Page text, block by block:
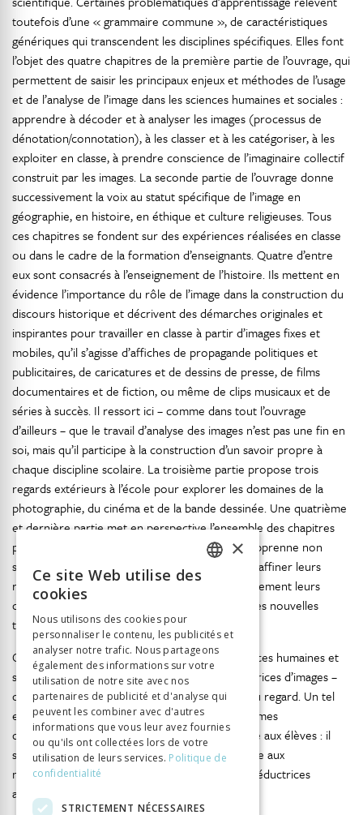
toutefois d’une « grammaire commune », de caractéristiques
génériques qui transcendent les disciplines spécifiques. Elles font
l’objet des quatre chapitres de la première partie de l’ouvrage, qui
permettent de saisir les principaux enjeux et méthodes de l’usage
et de l’analyse de l’image dans les sciences humaines et sociales :
apprendre à décoder et à analyser les images (processus de
dénotation/connotation), à les classer et à les catégoriser, à les
exploiter en classe, à prendre conscience de l’imaginaire collectif
construit par les images. La seconde partie de l’ouvrage donne
successivement la voix au statut spécifique de l’image en
géographie, en histoire, en éthique et culture religieuses. Tous
ces chapitres se fondent sur des expériences réalisées en classe
ou dans le cadre de la formation d’enseignants. Quatre d’entre
eux sont consacrés à l’enseignement de l’histoire. Ils mettent en
évidence l’importance du rôle de l’image dans la construction du
discours historique et décrivent des démarches originales et
inspirantes pour travailler en classe à partir d’images fixes et
mobiles, qu’il s’agisse d’affiches de propagande politiques et
publicitaires, de caricatures et de dessins de presse, de films
documentaires et de fiction, ou même de clips musicaux et de
séries à succès. Il ressort ici – comme dans tout l’ouvrage
d’ailleurs – que le travail d’analyse des images n’est pas une fin en
soi, mais qu’il participe à la construction d’un savoir propre à
chaque discipline scolaire. La troisième partie propose trois
regards extérieurs à l’école pour explorer les domaines de la
photographie, du cinéma et de la bande dessinée. Une quatrième
et dernière partie met en perspective l’ensemble des chapitres
pour plaider en faveur d’un enseignement qui apprenne non
seulement aux élèves à décoder les images et à affiner leurs
regards d’observateurs, mais qui développe également leurs
compétences et leurs savoirs dans l’utilisation des nouvelles
technologies.
Cet ouvrage permettra aux disciplines des sciences humaines et
sociales – particulièrement grandes consommatrices d’images –
de prendre en charge une forme d’éducation au regard. Un tel
enseignement constitue un enjeu majeur en termes
d’apprentissage pour donner des clés de lecture aux élèves : il
s’agit de les outiller pour qu’ils puissent faire face aux
nombreuses manipulations et représentations réductrices
auxquelles les exposent les images.
ITALIAN
×
Ce site Web utilise des
cookies
Nous utilisons des cookies pour
personnaliser le contenu, les publicités et
analyser notre trafic. Nous partageons
également des informations sur votre
utilisation de notre site avec nos
partenaires de publicité et d'analyse qui
peuvent les combiner avec d'autres
informations que vous leur avez fournies
ou qu'ils ont collectées lors de votre
utilisation de leurs services. Politique de
confidentialité
STRICTEMENT NÉCESSAIRES